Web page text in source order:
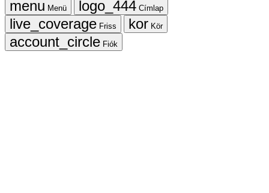
Menü
Címlap
Friss
Kör
Fiók